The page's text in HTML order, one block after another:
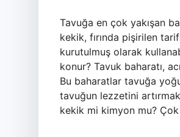
Tavuğa en çok yakışan
kekik, fırında pişirilen
kurutulmuş olarak
konur? Tavuk baharatı,
Bu baharatlar tavuğa
tavuğun lezzetini
kekik mi kimyon mu?